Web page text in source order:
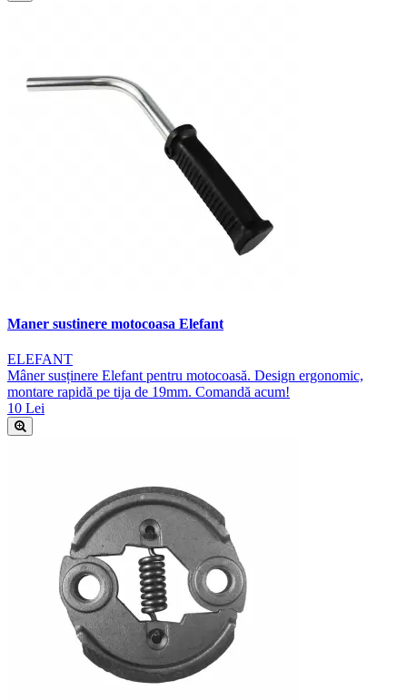
Maner sustinere motocoasa Elefant
ELEFANT
Mâner susținere Elefant pentru motocoasă. Design ergonomic,
montare rapidă pe tija de 19mm. Comandă acum!
10 Lei